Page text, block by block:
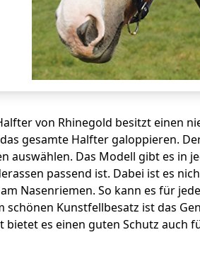
von Rhinegold besitzt einen
gesamte Halfter galoppieren.
auswählen. Das Modell gibt es in
passend ist. Dabei ist es
Nasenriemen. So kann es für
schönen Kunstfellbesatz ist das
bietet es einen guten Schutz auch